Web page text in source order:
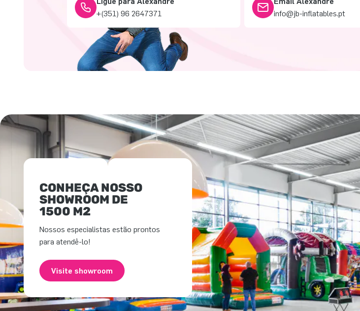
+(351) 96 2647371
info@jb-inflatables.pt
CONHEÇA NOSSO
SHOWROOM DE
1500 M2
Nossos especialistas estão prontos
para atendê-lo!
Visite showroom